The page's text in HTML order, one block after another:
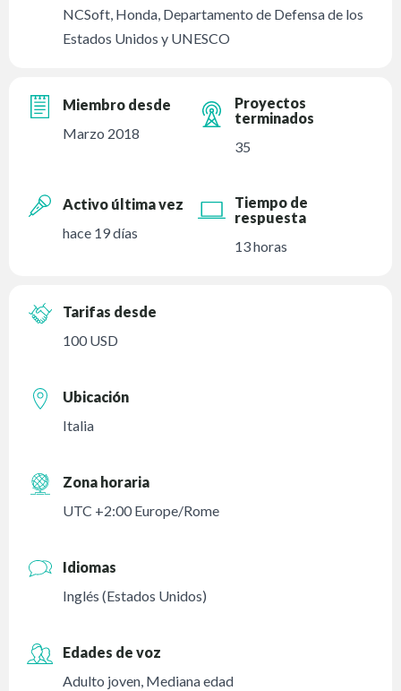
NCSoft, Honda, Departamento de Defensa de los
Estados Unidos y UNESCO
Miembro desde
Marzo 2018
Proyectos
terminados
35
Activo última vez
hace 19 días
Tiempo de
respuesta
13 horas
Tarifas desde
100 USD
Ubicación
Italia
Zona horaria
UTC +2:00 Europe/Rome
Idiomas
Inglés (Estados Unidos)
Edades de voz
Adulto joven, Mediana edad